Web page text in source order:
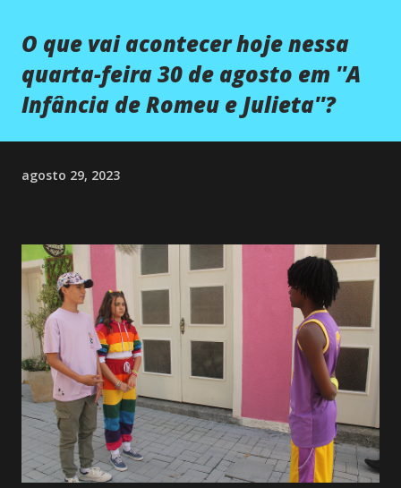
O que vai acontecer hoje nessa
quarta-feira 30 de agosto em ''A
Infância de Romeu e Julieta''?
agosto 29, 2023